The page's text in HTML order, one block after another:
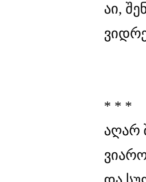
აი,
* * *
აღარ